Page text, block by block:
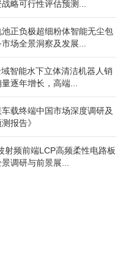
略可行性评估预测...
池正负极超细粉体智能无尘包
场全景洞察及发展...
域智能水下立体清洁机器人销
逐年增长，高端...
车载终端中国市场深度调研及
报告》
射频前端LCP高频柔性电路板
调研与前景展...